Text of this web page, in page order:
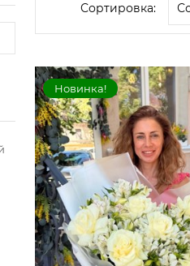
Сортировка:
Новинка!